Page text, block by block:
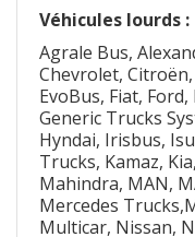
Véhicules lourds :
Agrale Bus,
Chevrolet, Citroën,
EvoBus, Fiat,
Generic Trucks
Hyndai, Irisbus,
Trucks, Kamaz,
Mahindra, MAN,
Mercedes
Multicar, Nissan,